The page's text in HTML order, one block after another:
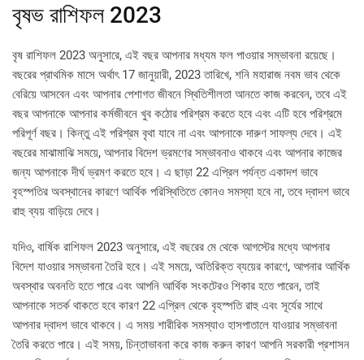
বৃষভ রাশিফল 2023
বৃষ রাশিফল ​​2023 অনুসারে, এই বছর আপনার মধ্যম ফল পাওয়ার সম্ভাবনা রয়েছে।
বছরের প্রাথমিক মাসে অর্থাৎ 17 জানুয়ারী, 2023 তারিখে, শনি মহারাজ নবম ভাব থেকে
বেরিয়ে আসবেন এবং আপনার পেশাগত জীবনে স্থিতিশীলতা আনতে কাজ করবেন, তবে এই
বছর আপনাকে আপনার কর্মজীবনে খুব কঠোর পরিশ্রম করতে হবে এবং এটি হবে পরিশ্রমে
পরিপূর্ণ বছর। কিন্তু এই পরিশ্রম বৃথা যাবে না এবং আপনাকে দারুণ সাফল্য দেবে। এই
বছরের মাঝামাঝি সময়ে, আপনার বিদেশ ভ্রমণের সম্ভাবনাও থাকবে এবং আপনার কাজের
জন্য আপনাকে দীর্ঘ ভ্রমণ করতে হবে। এ ছাড়া 22 এপ্রিল পর্যন্ত একাদশ ভাবে
বৃহস্পতির অবস্থানের কারণে আর্থিক পরিস্থিতিতে কোনও সমস্যা হবে না, তবে দ্বাদশ ভাবে
রাহু ব্যয় বাড়িয়ে দেবে।
যদিও, বার্ষিক রাশিফল ​​2023 অনুসারে, এই বছরের মে থেকে আগস্টের মধ্যে আপনার
বিদেশ যাওয়ার সম্ভাবনা তৈরি হবে। এই সময়ে, অতিরিক্ত ব্যয়ের কারণে, আপনার আর্থিক
অবস্থার অবনতি হতে পারে এবং আপনি আর্থিক সংকটেরও শিকার হতে পারেন, তাই
আপনাকে সতর্ক থাকতে হবে কারণ 22 এপ্রিল থেকে বৃহস্পতি রাহু এবং সূর্যের সাথে
আপনার দ্বাদশ ভাবে থাকবে। এ সময় শারীরিক সমস্যাও হাসপাতালে যাওয়ার সম্ভাবনা
তৈরি করতে পারে। এই সময়, চিন্তাভাবনা করে কাজ করুন কারণ আপনি সরকারী প্রশাসন